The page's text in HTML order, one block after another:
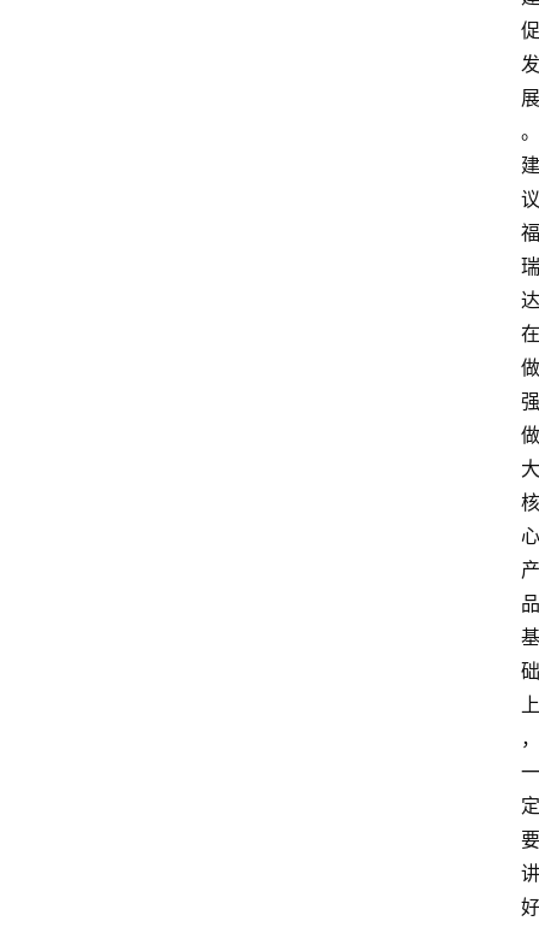
促
发
展
。
建
议
福
瑞
达
在
做
强
做
大
核
心
产
品
基
础
上
，
一
定
要
讲
好